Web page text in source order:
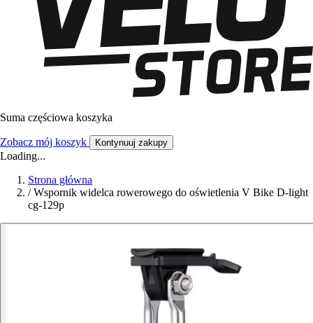
Suma częściowa koszyka
Zobacz mój koszyk Kontynuuj zakupy
Loading...
Strona główna
/ Wspornik widelca rowerowego do oświetlenia V Bike D-light
cg-129p